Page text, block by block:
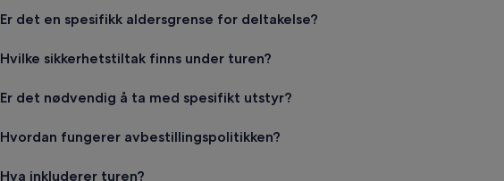
Er det en spesifikk aldersgrense for deltakelse?
Hvilke sikkerhetstiltak finns under turen?
Er det nødvendig å ta med spesifikt utstyr?
Hvordan fungerer avbestillingspolitikken?
Hva inkluderer turen?